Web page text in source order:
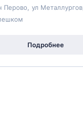
Перово ул Металлургов
Подробнее